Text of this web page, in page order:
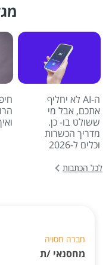
ה-AI לא יחליף
אתכם, אבל מי
ששולט בו- כן.
מדריך הכשרות
וכלים ל-2026
לכל הכתבות
חברה חסויה
מחסנאי /ת